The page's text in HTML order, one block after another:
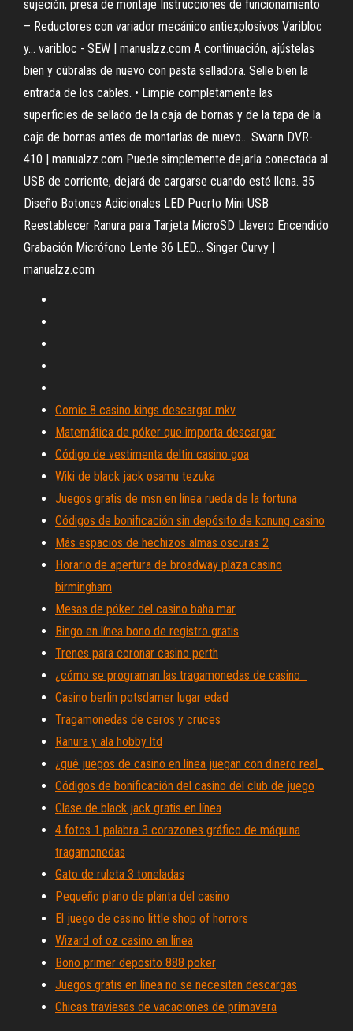
sujeción, presa de montaje Instrucciones de funcionamiento
– Reductores con variador mecánico antiexplosivos Varibloc
y… varibloc - SEW | manualzz.com A continuación, ajústelas
bien y cúbralas de nuevo con pasta selladora. Selle bien la
entrada de los cables. • Limpie completamente las
superficies de sellado de la caja de bornas y de la tapa de la
caja de bornas antes de montarlas de nuevo… Swann DVR-
410 | manualzz.com Puede simplemente dejarla conectada al
USB de corriente, dejará de cargarse cuando esté llena. 35
Diseño Botones Adicionales LED Puerto Mini USB
Reestablecer Ranura para Tarjeta MicroSD Llavero Encendido
Grabación Micrófono Lente 36 LED… Singer Curvy |
manualzz.com
Comic 8 casino kings descargar mkv
Matemática de póker que importa descargar
Código de vestimenta deltin casino goa
Wiki de black jack osamu tezuka
Juegos gratis de msn en línea rueda de la fortuna
Códigos de bonificación sin depósito de konung casino
Más espacios de hechizos almas oscuras 2
Horario de apertura de broadway plaza casino
birmingham
Mesas de póker del casino baha mar
Bingo en línea bono de registro gratis
Trenes para coronar casino perth
¿cómo se programan las tragamonedas de casino_
Casino berlin potsdamer lugar edad
Tragamonedas de ceros y cruces
Ranura y ala hobby ltd
¿qué juegos de casino en línea juegan con dinero real_
Códigos de bonificación del casino del club de juego
Clase de black jack gratis en línea
4 fotos 1 palabra 3 corazones gráfico de máquina
tragamonedas
Gato de ruleta 3 toneladas
Pequeño plano de planta del casino
El juego de casino little shop of horrors
Wizard of oz casino en línea
Bono primer deposito 888 poker
Juegos gratis en línea no se necesitan descargas
Chicas traviesas de vacaciones de primavera